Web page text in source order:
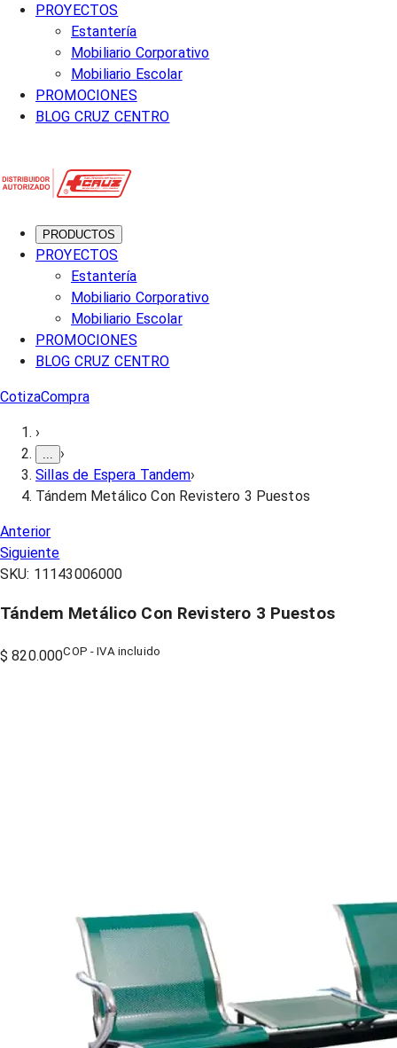
PROYECTOS
Estantería
Mobiliario Corporativo
Mobiliario Escolar
PROMOCIONES
BLOG CRUZ CENTRO
PRODUCTOS
PROYECTOS
Estantería
Mobiliario Corporativo
Mobiliario Escolar
PROMOCIONES
BLOG CRUZ CENTRO
CotizaCompra
›
›
Sillas de Espera Tandem›
Tándem Metálico Con Revistero 3 Puestos
Anterior
Siguiente
SKU: 11143006000
Tándem Metálico Con Revistero 3 Puestos
$ 820.000COP - IVA incluido